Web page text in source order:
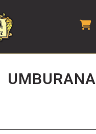
UMBURANA